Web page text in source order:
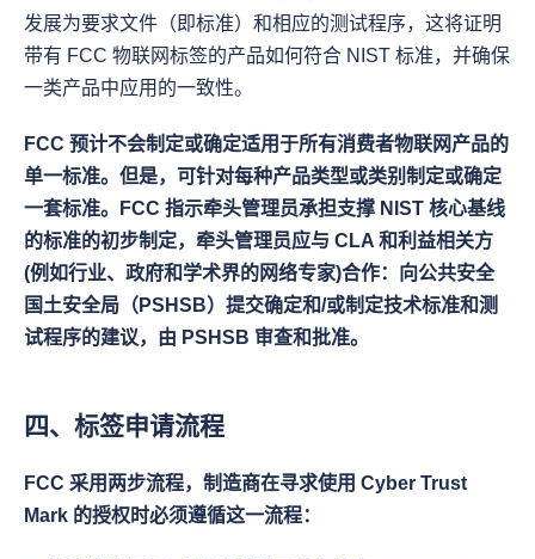
发展为要求文件（即标准）和相应的测试程序，这将证明
带有 FCC 物联网标签的产品如何符合 NIST 标准，并确保
一类产品中应用的一致性。
FCC 预计不会制定或确定适用于所有消费者物联网产品的
单一标准。但是，可针对每种产品类型或类别制定或确定
一套标准。FCC 指示牵头管理员承担支撑 NIST 核心基线
的标准的初步制定，牵头管理员应与 CLA 和利益相关方
(例如行业、政府和学术界的网络专家)合作：向公共安全
国土安全局（PSHSB）提交确定和/或制定技术标准和测
试程序的建议，由 PSHSB 审查和批准。
四、标签申请流程
FCC 采用两步流程，制造商在寻求使用 Cyber Trust
Mark 的授权时必须遵循这一流程：